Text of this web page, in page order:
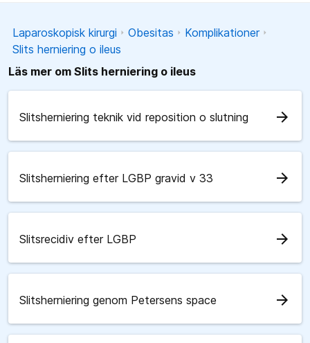
Laparoskopisk kirurgi Obesitas
Komplikationer
Slits herniering o ileus
Läs mer om Slits herniering o ileus
Slitsherniering teknik vid reposition o slutning arrow_forward
Slitsherniering efter LGBP gravid v 33 arrow_forward
Slitsrecidiv efter LGBP arrow_forward
Slitsherniering genom Petersens space arrow_forward